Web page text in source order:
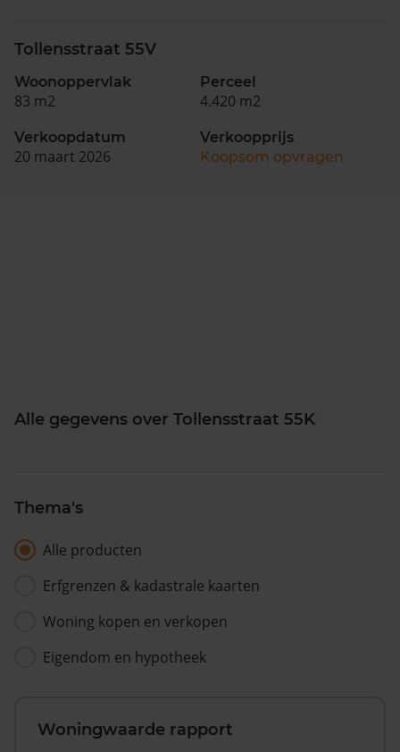
Tollensstraat 55V
Woonoppervlak
83 m2
Perceel
4.420 m2
Verkoopdatum
20 maart 2026
Verkoopprijs
Koopsom opvragen
Alle gegevens over Tollensstraat 55K
Thema's
Alle producten
Erfgrenzen & kadastrale kaarten
Woning kopen en verkopen
Eigendom en hypotheek
Woningwaarde rapport